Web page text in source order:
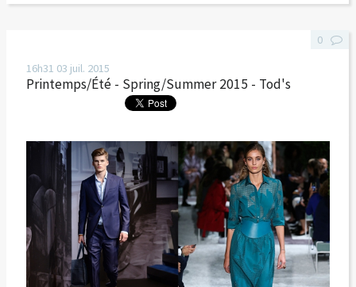
16h31 03 juil. 2015
Printemps/Été - Spring/Summer 2015 - Tod's
0